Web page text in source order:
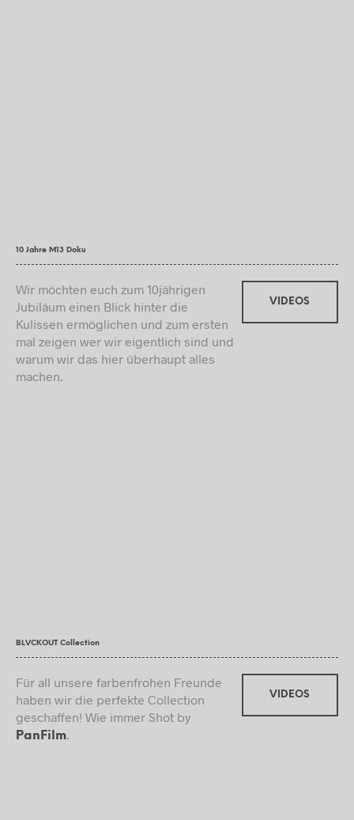
10 Jahre M13 Doku
Wir möchten euch zum 10jährigen
Jubiläum einen Blick hinter die
Kulissen ermöglichen und zum ersten
mal zeigen wer wir eigentlich sind und
warum wir das hier überhaupt alles
machen.
VIDEOS
BLVCKOUT Collection
Für all unsere farbenfrohen Freunde
haben wir die perfekte Collection
geschaffen! Wie immer Shot by
PanFilm.
VIDEOS